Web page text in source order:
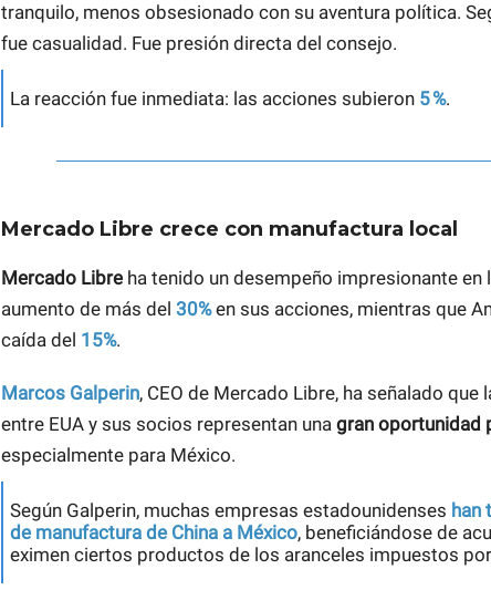
tranquilo, menos obsesionado con su aventura política.
fue casualidad. Fue presión directa del consejo.
La reacción fue inmediata: las acciones subieron 5 %.
Mercado Libre crece con manufactura local
Mercado Libre ha tenido un desempeño impresionante en
aumento de más del 30% en sus acciones, mientras que
caída del 15%.
Marcos Galperin, CEO de Mercado Libre, ha señalado
entre EUA y sus socios representan una gran oportunidad
especialmente para México.
Según Galperin, muchas empresas estadounidenses han
de manufactura de China a México, beneficiándose de
eximen ciertos productos de los aranceles impuestos por